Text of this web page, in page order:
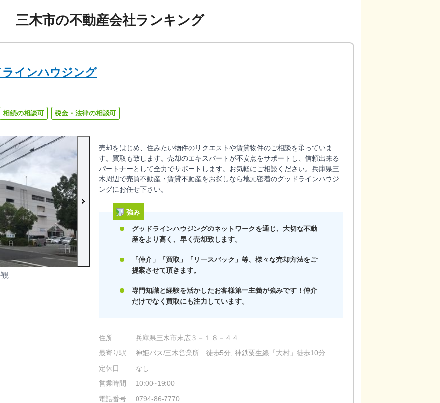
三木市の不動産会社ランキング
インハウジング
相続の相談可 税金・法律の相談可
店舗外観
売却をはじめ、住みたい物件のリクエストや賃貸物件のご相談を承っていま
す。買取も致します。売却のエキスパートが不安点をサポートし、信頼出来る
パートナーとして全力でサポートします。お気軽にご相談ください。兵庫県三
木周辺で売買不動産・賃貸不動産をお探しなら地元密着のグッドラインハウジ
ングにお任せ下さい。
強み
グッドラインハウジングのネットワークを通じ、大切な不動
産をより高く、早く売却致します。
「仲介」「買取」「リースバック」等、様々な売却方法をご
提案させて頂きます。
専門知識と経験を活かしたお客様第一主義が強みです！仲介
だけでなく買取にも注力しています。
住所
兵庫県三木市末広３－１８－４４
最寄り駅
神姫バス/三木営業所 徒歩5分, 神鉄粟生線「大村」徒歩10分
定休日
なし
営業時間
10:00~19:00
電話番号
0794-86-7770